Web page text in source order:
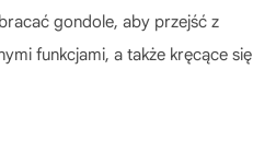
gondole, aby przejść z
funkcjami, a także kręcące się